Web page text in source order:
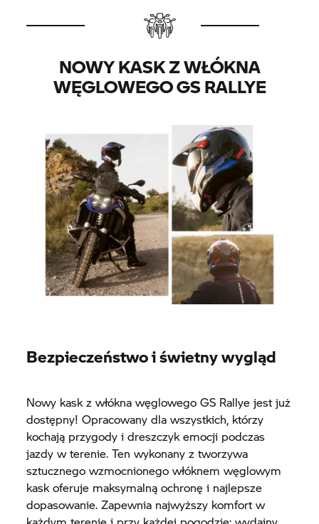
NOWY KASK Z WŁÓKNA
WĘGLOWEGO GS RALLYE
Bezpieczeństwo i świetny wygląd
Nowy kask z włókna węglowego GS Rallye jest już
dostępny! Opracowany dla wszystkich, którzy
kochają przygody i dreszczyk emocji podczas
jazdy w terenie. Ten wykonany z tworzywa
sztucznego wzmocnionego włóknem węglowym
kask oferuje maksymalną ochronę i najlepsze
dopasowanie. Zapewnia najwyższy komfort w